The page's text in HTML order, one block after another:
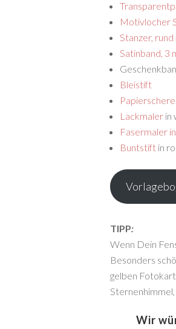
Motivlocher
Stanzer,
Satinband, 3
Bleistift
Papierschere
Lackmaler in
Fasermaler
Buntstift in
TIPP:
Wenn Dein
Besonders
gelben
Wir